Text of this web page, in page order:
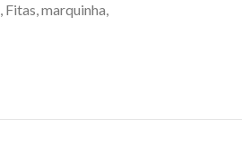
, Fitas,marquinha,